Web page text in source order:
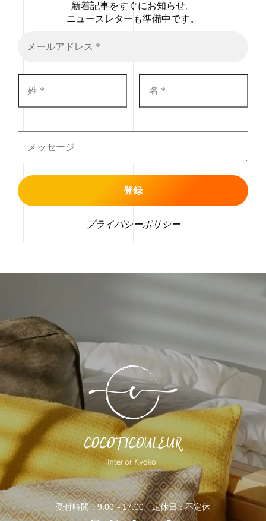
新着記事をすぐにお知らせ。
ニュースレターも準備中です。
プライバシーポリシー
受付時間：9:00～17:00 定休日：不定休